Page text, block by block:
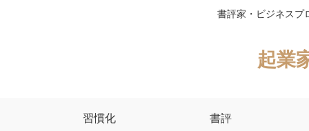
書評家・ビジネス
起業
習慣化 書評